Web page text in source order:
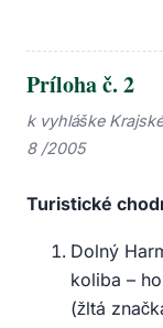
Príloha č. 2
k vyhláške
8 /2005
Turistické
Dolný
koliba –
(žltá